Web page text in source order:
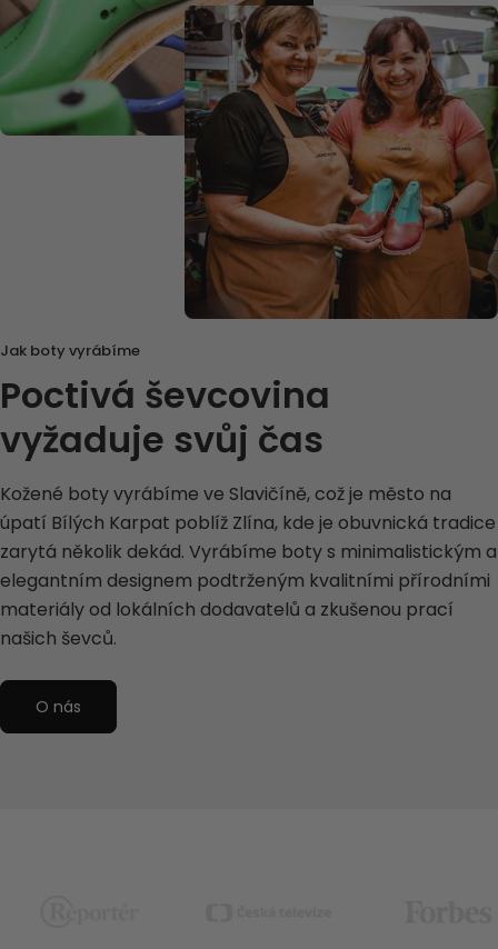
Jak boty vyrábíme
Poctivá ševcovina
vyžaduje svůj čas
Kožené boty vyrábíme ve Slavičíně, což je město na
úpatí Bílých Karpat poblíž Zlína, kde je obuvnická tradice
zarytá několik dekád. Vyrábíme boty s minimalistickým a
elegantním designem podtrženým kvalitními přírodními
materiály od lokálních dodavatelů a zkušenou prací
našich ševců.
O nás